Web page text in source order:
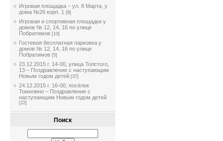
Игровая площадка – ул. 8 Марта, у
дома №26 корп. 1 [8]
Игровая и спортивная площадки у
домов № 12, 14, 16 по улице
Побратимов [10]
Гостевая бесплатная парковка у
домов № 12, 14, 16 по улице
Побратимов [5]
23.12.2015 г. 14-00, улица Толстого,
13 – Поздравление с наступающим
Новым годом детей [37]
24.12.2015 г. 16-00, посёлок
Томилино – Поздравление с
наступающим Новым годом детей
[22]
Поиск